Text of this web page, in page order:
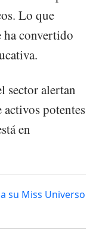
Lo que
ha convertido
sector alertan
potentes
en
su Miss Universo